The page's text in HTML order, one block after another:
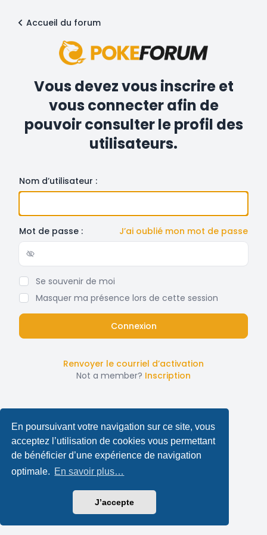
En poursuivant votre navigation sur ce site, vous
acceptez l’utilisation de cookies vous permettant
de bénéficier d’une expérience de navigation
optimale. En savoir plus…
J’accepte
Accueil du forum
Vous devez vous inscrire et
vous connecter afin de
pouvoir consulter le profil des
utilisateurs.
Nom d’utilisateur :
Mot de passe : J’ai oublié mon mot de passe
Show/hide password
Se souvenir de moi
Masquer ma présence lors de cette session
Renvoyer le courriel d’activation
Not a member? Inscription